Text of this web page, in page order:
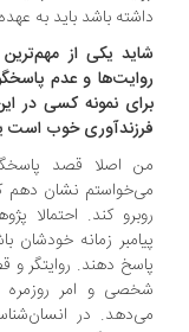
باشد باید به عهده
یکی از مهم‌ترین
و عدم پاسخگویی
نمونه کسی در این
خوب است یا نه؟
اصلا قصد پاسخگویی
نشان دهم که
کند. احتمالا
زمانه خودشان باشند
دهند. روایتگر و
و امر روزمره
در انسان‌شناسی و